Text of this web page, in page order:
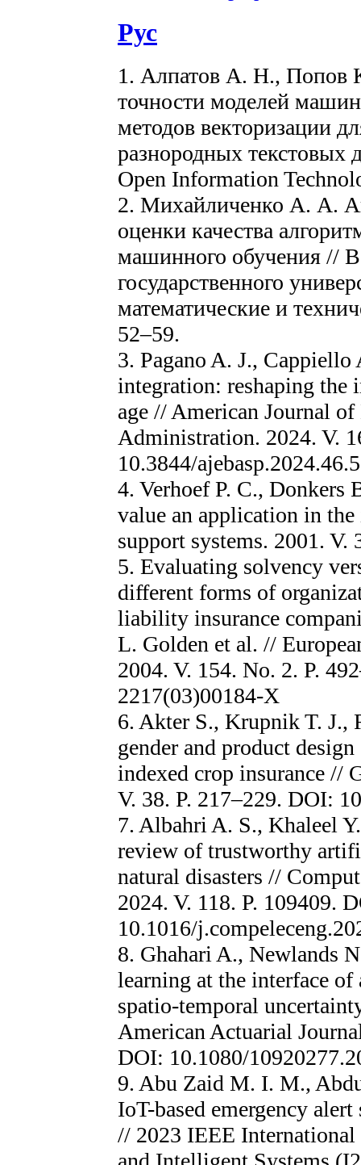
Рус
1. Алпатов А. Н., Попов
точности моделей
методов векторизации
разнородных
Open Information
2. Михайличенко А. А.
оценки качества
машинного обучения //
государственного
математические и
52–59.
3. Pagano A. J.,
integration: reshaping the
age // American Journal
Administration. 2024. V.
10.3844/
4. Verhoef P. C., Donkers
value an application in
support systems. 2001. V.
5. Evaluating solvency
different forms of
liability insurance
L. Golden et al. //
2004. V. 154. No. 2. P.
2217(03)00184-X
6. Akter S., Krupnik T. J.,
gender and product
indexed crop insurance //
V. 38. P. 217–229. DOI:
7. Albahri A. S., Khaleel
review of trustworthy
natural disasters //
2024. V. 118. P. 109409.
10.1016/
8. Ghahari A., Newlands
learning at the interface
spatio-temporal
American Actuarial
DOI: 10.1080/
9. Abu Zaid M. I. M.,
IoT-based emergency
// 2023 IEEE